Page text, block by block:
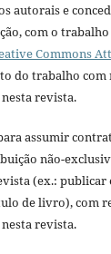
autorais e
com o
Commons
do trabalho com
revista.
assumir
não-
(ex.:
de livro), com
revista.